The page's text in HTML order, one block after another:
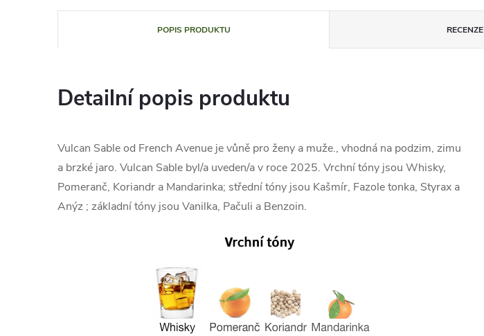
POPIS PRODUKTU RECENZE
Detailní popis produktu
Vulcan Sable od French Avenue je vůně pro ženy a muže., vhodná na podzim, zimu
a brzké jaro. Vulcan Sable byl/a uveden/a v roce 2025. Vrchní tóny jsou Whisky,
Pomeranč, Koriandr a Mandarinka; střední tóny jsou Kašmír, Fazole tonka, Styrax a
Anýz ; základní tóny jsou Vanilka, Pačuli a Benzoin.